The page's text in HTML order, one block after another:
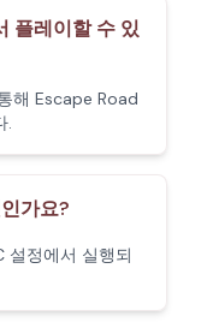
플레이할 수 있
해 Escape Road
.
가요?
설정에서 실행되